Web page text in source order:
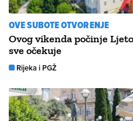
OVE SUBOTE OTVORENJE
Ovog vikenda počinje
sve očekuje
Rijeka i PGŽ